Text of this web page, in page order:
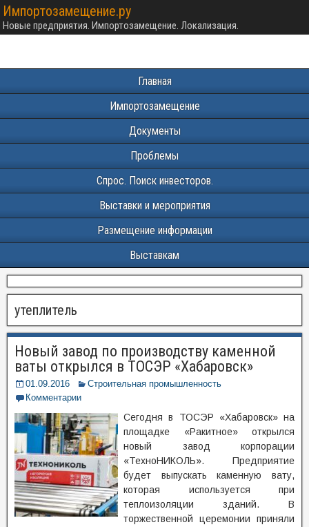
Импортозамещение.ру
Новые предприятия. Импортозамещение. Локализация.
Главная
Импортозамещение
Документы
Проблемы
Спрос. Поиск инвесторов.
Выставки и мероприятия
Размещение информации
Выставкам
утеплитель
Новый завод по производству каменной
ваты открылся в ТОСЭР «Хабаровск»
01.09.2016
Строительная промышленность
Комментарии
Сегодня в ТОСЭР «Хабаровск» на
площадке «Ракитное» открылся
новый завод корпорации
«ТехноНИКОЛЬ». Предприятие
будет выпускать каменную вату,
которая используется при
теплоизоляции зданий. В
торжественной церемонии приняли